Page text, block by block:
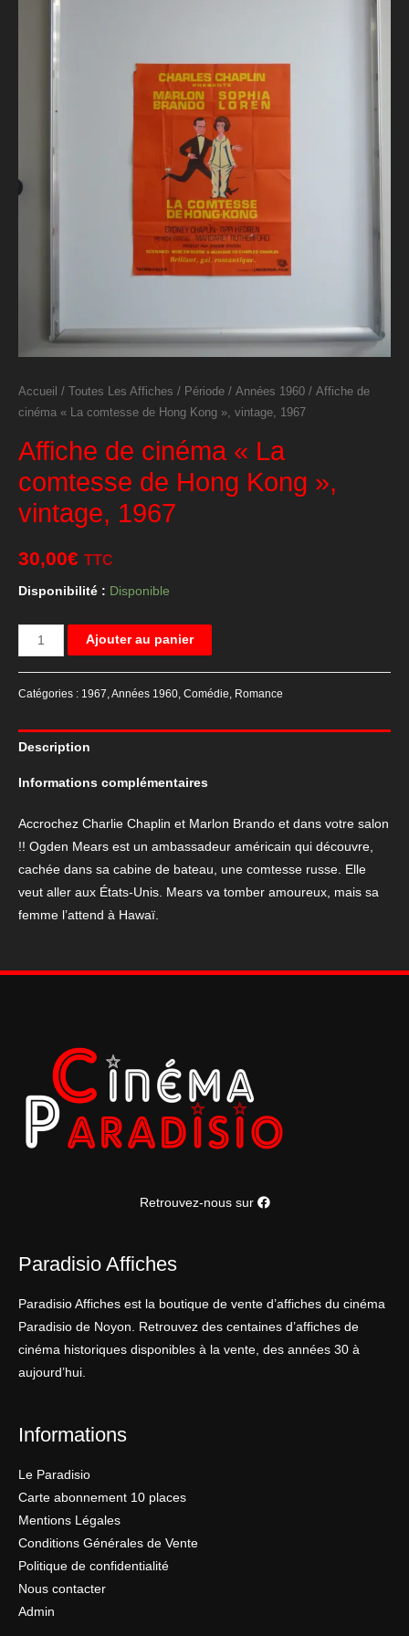
Accueil / Toutes Les Affiches / Période / Années 1960 / Affiche de
cinéma « La comtesse de Hong Kong », vintage, 1967
Affiche de cinéma « La
comtesse de Hong Kong »,
vintage, 1967
30,00€ TTC
Disponibilité : Disponible
quantité
de
cinéma
"La
Hong
Kong",
vintage,
1967
Ajouter au panier
Catégories : 1967,Années 1960, Comédie, Romance
Description
Informations complémentaires
Accrochez Charlie Chaplin et Marlon Brando et dans votre salon
!! Ogden Mears est un ambassadeur américain qui découvre,
cachée dans sa cabine de bateau, une comtesse russe. Elle
veut aller aux États-Unis. Mears va tomber amoureux, mais sa
femme l’attend à Hawaï.
Retrouvez-nous sur
Paradisio Affiches
Paradisio Affiches est la boutique de vente d’affiches du cinéma
Paradisio de Noyon. Retrouvez des centaines d’affiches de
cinéma historiques disponibles à la vente, des années 30 à
aujourd’hui.
Informations
Le Paradisio
Carte abonnement 10 places
Mentions Légales
Conditions Générales de Vente
Politique de confidentialité
Nous contacter
Admin